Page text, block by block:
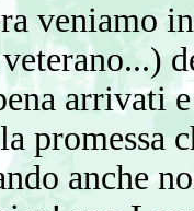
veniamo
arrivati
promessa
anche